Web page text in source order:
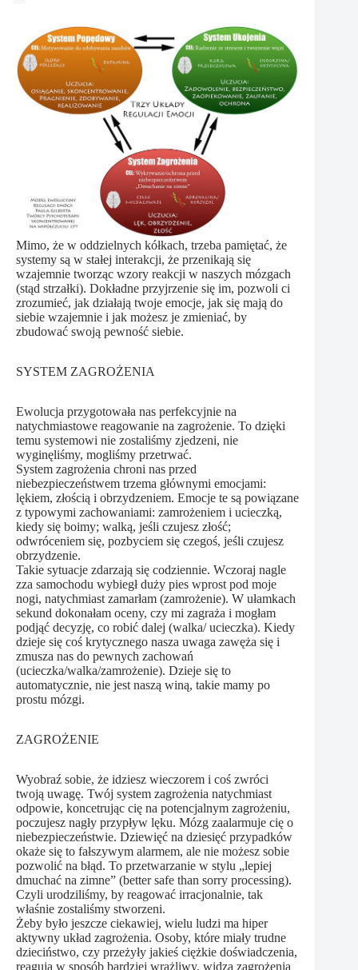
Mimo, że w oddzielnych kółkach, trzeba pamiętać, że
systemy są w stałej interakcji, że przenikają się
wzajemnie tworząc wzory reakcji w naszych mózgach
(stąd strzałki). Dokładne przyjrzenie się im, pozwoli ci
zrozumieć, jak działają twoje emocje, jak się mają do
siebie wzajemnie i jak możesz je zmieniać, by
zbudować swoją pewność siebie.
SYSTEM ZAGROŻENIA
Ewolucja przygotowała nas perfekcyjnie na
natychmiastowe reagowanie na zagrożenie. To dzięki
temu systemowi nie zostaliśmy zjedzeni, nie
wyginęliśmy, mogliśmy przetrwać.
System zagrożenia chroni nas przed
niebezpieczeństwem trzema głównymi emocjami:
lękiem, złością i obrzydzeniem. Emocje te są powiązane
z typowymi zachowaniami: zamrożeniem i ucieczką,
kiedy się boimy; walką, jeśli czujesz złość;
odwróceniem się, pozbyciem się czegoś, jeśli czujesz
obrzydzenie.
Takie sytuacje zdarzają się codziennie. Wczoraj nagle
zza samochodu wybiegł duży pies wprost pod moje
nogi, natychmiast zamarłam (zamrożenie). W ułamkach
sekund dokonałam oceny, czy mi zagraża i mogłam
podjąć decyzję, co robić dalej (walka/ ucieczka). Kiedy
dzieje się coś krytycznego nasza uwaga zawęża się i
zmusza nas do pewnych zachowań
(ucieczka/walka/zamrożenie). Dzieje się to
automatycznie, nie jest naszą winą, takie mamy po
prostu mózgi.
ZAGROŻENIE
Wyobraź sobie, że idziesz wieczorem i coś zwróci
twoją uwagę. Twój system zagrożenia natychmiast
odpowie, koncetrując cię na potencjalnym zagrożeniu,
poczujesz nagły przypływ lęku. Mózg zaalarmuje cię o
niebezpieczeństwie. Dziewięć na dziesięć przypadków
okaże się to fałszywym alarmem, ale nie możesz sobie
pozwolić na błąd. To przetwarzanie w stylu „lepiej
dmuchać na zimne” (better safe than sorry processing).
Czyli urodziliśmy, by reagować irracjonalnie, tak
właśnie zostaliśmy stworzeni.
Żeby było jeszcze ciekawiej, wielu ludzi ma hiper
aktywny układ zagrożenia. Osoby, które miały trudne
dzieciństwo, czy przeżyły jakieś ciężkie doświadczenia,
reagują w sposób bardziej wrażliwy, widzą zagrożenia